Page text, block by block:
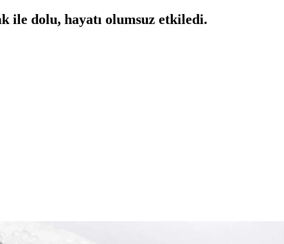
ile dolu, hayatı olumsuz etkiledi.